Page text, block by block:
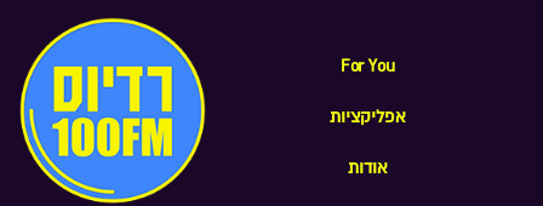
For You
אפליקציות
אודות